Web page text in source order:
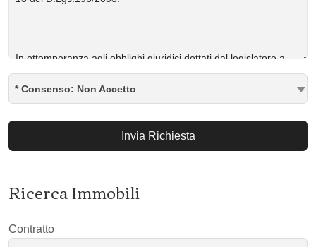
* Consenso: Non Accetto
Invia Richiesta
Ricerca Immobili
Contratto